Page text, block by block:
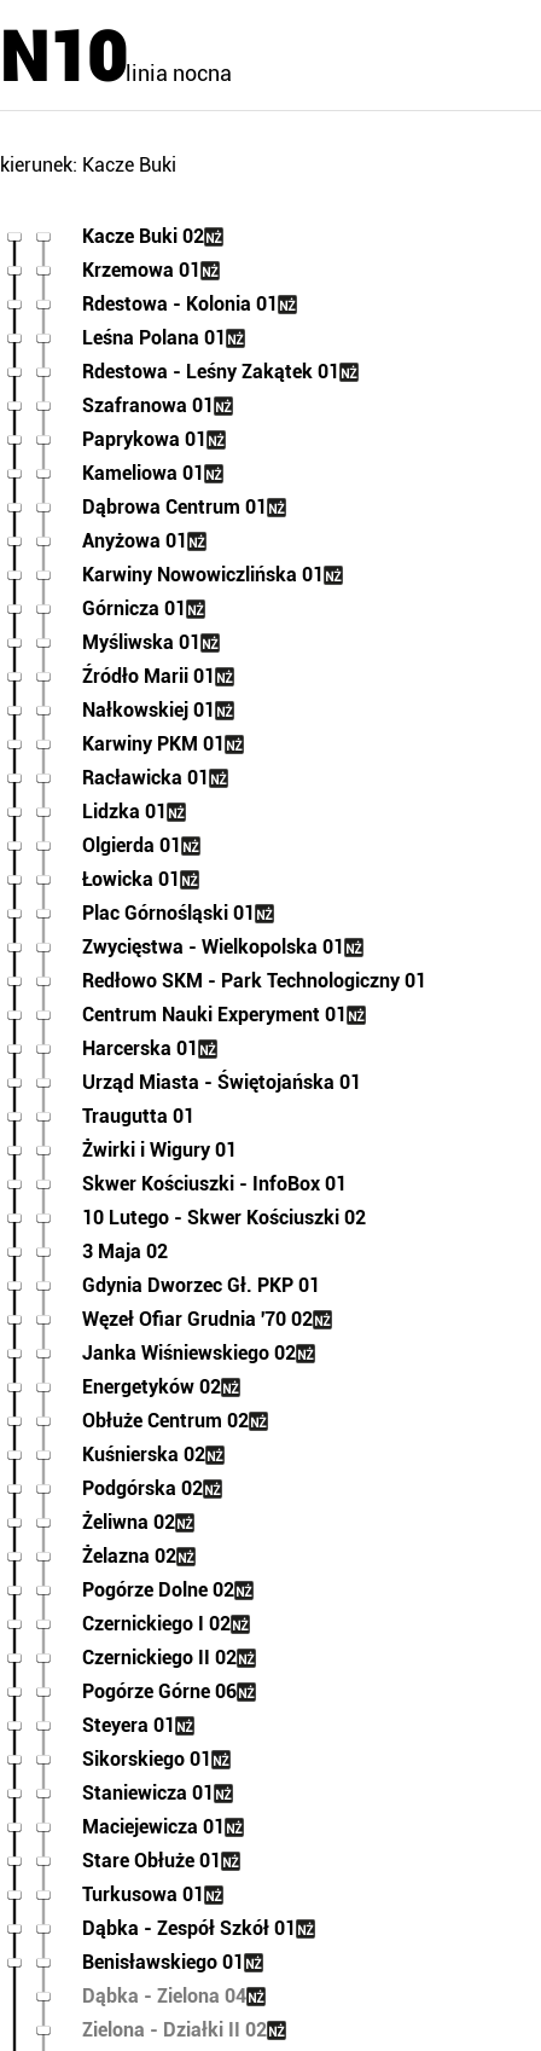
N10linia nocna
kierunek: Kacze Buki
Kacze Buki 02
Krzemowa 01
Rdestowa - Kolonia 01
Leśna Polana 01
Rdestowa - Leśny Zakątek 01
Szafranowa 01
Paprykowa 01
Kameliowa 01
Dąbrowa Centrum 01
Anyżowa 01
Karwiny Nowowiczlińska 01
Górnicza 01
Myśliwska 01
Źródło Marii 01
Nałkowskiej 01
Karwiny PKM 01
Racławicka 01
Lidzka 01
Olgierda 01
Łowicka 01
Plac Górnośląski 01
Zwycięstwa - Wielkopolska 01
Redłowo SKM - Park Technologiczny 01
Centrum Nauki Experyment 01
Harcerska 01
Urząd Miasta - Świętojańska 01
Traugutta 01
Żwirki i Wigury 01
Skwer Kościuszki - InfoBox 01
10 Lutego - Skwer Kościuszki 02
3 Maja 02
Gdynia Dworzec Gł. PKP 01
Węzeł Ofiar Grudnia '70 02
Janka Wiśniewskiego 02
Energetyków 02
Obłuże Centrum 02
Kuśnierska 02
Podgórska 02
Żeliwna 02
Żelazna 02
Pogórze Dolne 02
Czernickiego I 02
Czernickiego II 02
Pogórze Górne 06
Steyera 01
Sikorskiego 01
Staniewicza 01
Maciejewicza 01
Stare Obłuże 01
Turkusowa 01
Dąbka - Zespół Szkół 01
Benisławskiego 01
Dąbka - Zielona 04
Zielona - Działki II 02